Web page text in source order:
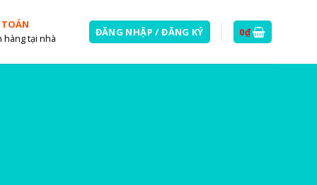
hàng tại nhà
ĐĂNG NHẬP / ĐĂNG KÝ 0₫